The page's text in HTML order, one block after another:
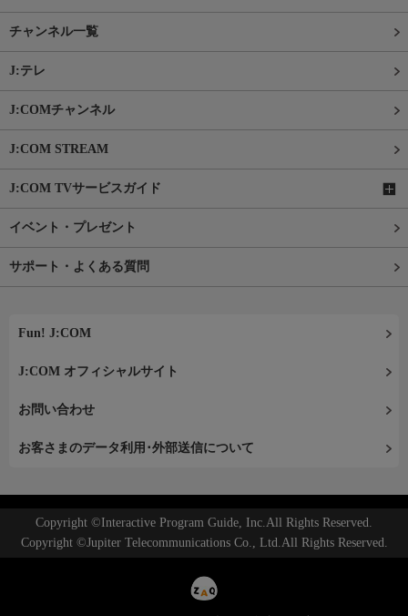
チャンネル一覧
J:テレ
J:COMチャンネル
J:COM STREAM
J:COM TVサービスガイド
イベント・プレゼント
サポート・よくある質問
Fun! J:COM
J:COM オフィシャルサイト
お問い合わせ
お客さまのデータ利用･外部送信について
Copyright ©Interactive Program Guide, Inc.All Rights Reserved.
Copyright ©Jupiter Telecommunications Co., Ltd.All Rights Reserved.